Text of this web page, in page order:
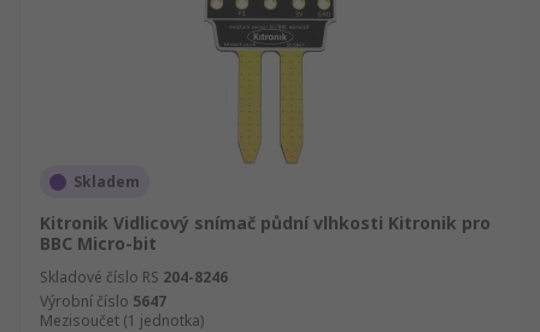
Skladem
Kitronik Vidlicový snímač půdní vlhkosti Kitronik pro
BBC Micro-bit
Skladové číslo RS 204-8246
Výrobní číslo 5647
Mezisoučet (1 jednotka)